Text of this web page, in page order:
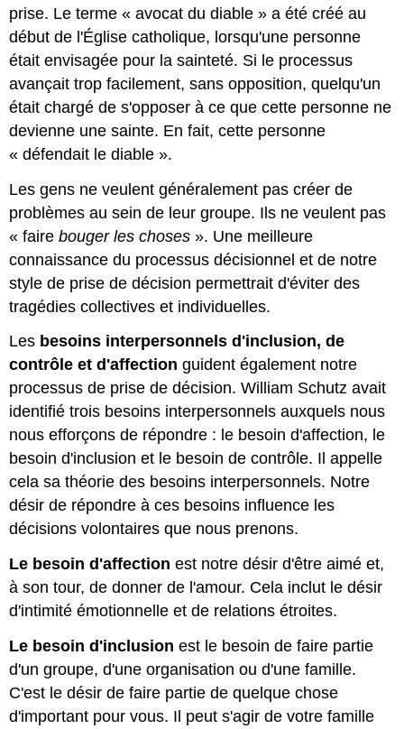
prise. Le terme « avocat du diable » a été créé au
début de l'Église catholique, lorsqu'une personne
était envisagée pour la sainteté. Si le processus
avançait trop facilement, sans opposition, quelqu'un
était chargé de s'opposer à ce que cette personne ne
devienne une sainte. En fait, cette personne
« défendait le diable ».
Les gens ne veulent généralement pas créer de
problèmes au sein de leur groupe. Ils ne veulent pas
« fairebouger les choses ». Une meilleure
connaissance du processus décisionnel et de notre
style de prise de décision permettrait d'éviter des
tragédies collectives et individuelles.
Les besoins interpersonnels d'inclusion, de
contrôle et d'affection guident également notre
processus de prise de décision. William Schutz avait
identifié trois besoins interpersonnels auxquels nous
nous efforçons de répondre : le besoin d'affection, le
besoin d'inclusion et le besoin de contrôle. Il appelle
cela sa théorie des besoins interpersonnels. Notre
désir de répondre à ces besoins influence les
décisions volontaires que nous prenons.
Le besoin d'affection est notre désir d'être aimé et,
à son tour, de donner de l'amour. Cela inclut le désir
d'intimité émotionnelle et de relations étroites.
Le besoin d'inclusion est le besoin de faire partie
d'un groupe, d'une organisation ou d'une famille.
C'est le désir de faire partie de quelque chose
d'important pour vous. Il peut s'agir de votre famille